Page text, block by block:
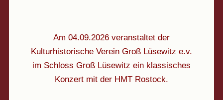
Am 04.09.2026 veranstaltet der
Kulturhistorische Verein Groß Lüsewitz e.v.
im Schloss Groß Lüsewitz ein klassisches
Konzert mit der HMT Rostock.